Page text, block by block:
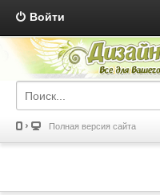
Войти
Полная версия сайта